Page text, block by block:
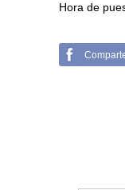
Hora de